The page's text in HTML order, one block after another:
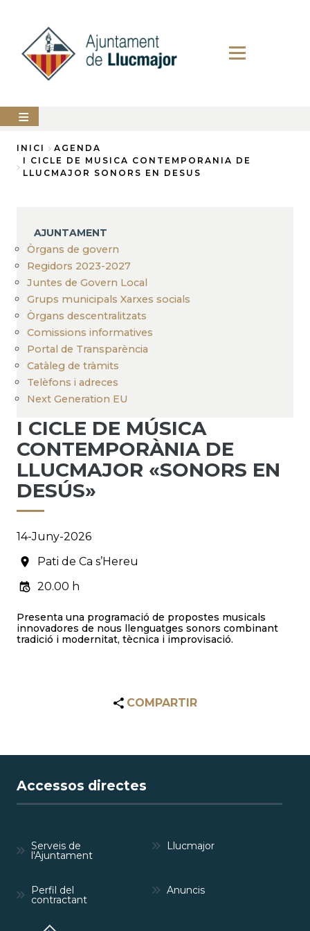
contingut
AJUNTAMENT
LLUCMAJOR
PERFIL
DEL
CONTRACTANT
Fil
INICI
AGENDA
I CICLE DE MUSICA CONTEMPORANIA DE
LLUCMAJOR SONORS EN DESUS
AJUNTAMENT
Òrgans de govern
Regidors 2023-2027
Juntes de Govern Local
Grups municipals Xarxes socials
Òrgans descentralitzats
Comissions informatives
Portal de Transparència
Catàleg de tràmits
Telèfons i adreces
Next Generation EU
I CICLE DE MÚSICA
CONTEMPORÀNIA DE
LLUCMAJOR «SONORS EN
DESÚS»
14-Juny-2026
Pati de Ca s’Hereu
20.00 h
Presenta una programació de propostes musicals
innovadores de nous llenguatges sonors combinant
tradició i modernitat, tècnica i improvisació.
COMPARTIR
Accessos directes
Serveis de
l'Ajuntament
Llucmajor
Perfil del
contractant
Anuncis